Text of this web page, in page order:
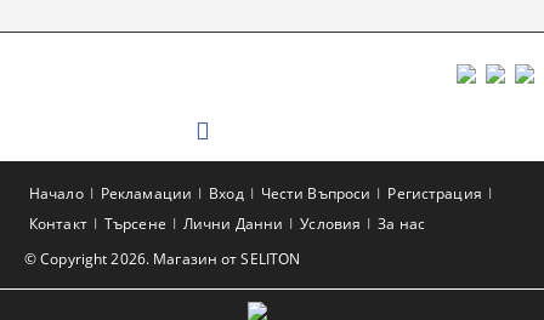
© Copyright 2026. Магазин от SELITON
Начало Рекламации Вход Чести Въпроси
Регистрация
Контакт
Търсене Лични Данни Условия За нас